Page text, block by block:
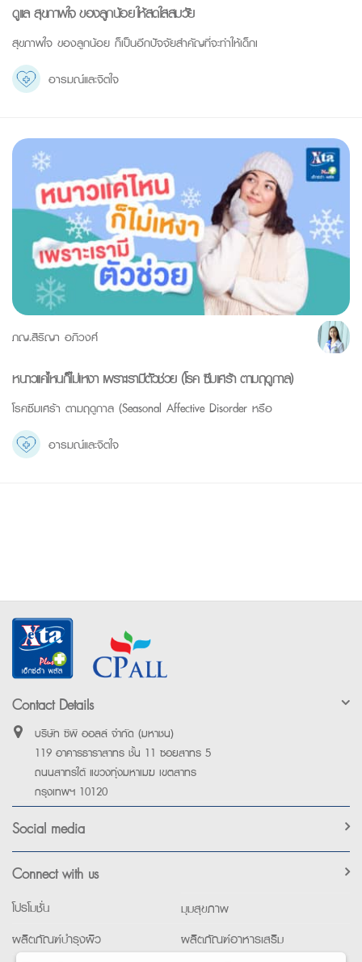
ดูแล สุขภาพใจ ของลูกน้อย ให้สดใสสมวัย
สุขภาพใจ ของลูกน้อย ก็เป็นอีกปัจจัยสำคัญที่จะทำให้เด็กเ
อารมณ์และจิตใจ
ภญ.สิริญา อภิวงศ์
หนาวแค่ไหนก็ไม่เหงา เพราะเรามีตัวช่วย (โรค ซึมเศร้า ตามฤดูกาล)
โรคซึมเศร้า ตามฤดูกาล (Seasonal Affective Disorder หรือ
อารมณ์และจิตใจ
Contact Details
บริษัท ซีพี ออลล์ จำกัด (มหาชน)
119 อาคารธาราสาทร ชั้น 11 ซอยสาทร 5
ถนนสาทรใต้ แขวงทุ่งมหาเมฆ เขตสาทร
กรุงเทพฯ 10120
Social media
Connect with us
โปรโมชั่น
มุมสุขภาพ
ผลิตภัณฑ์บำรุงผิว
ผลิตภัณฑ์อาหารเสริม